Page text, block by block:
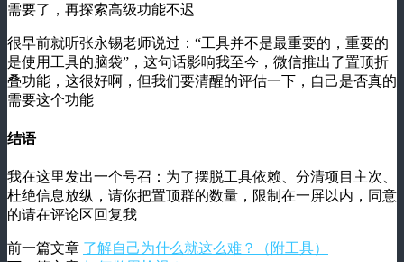
需要了，再探索高级功能不迟
很早前就听张永锡老师说过：“工具并不是最重要的，重要的
是使用工具的脑袋”，这句话影响我至今，微信推出了置顶折
叠功能，这很好啊，但我们要清醒的评估一下，自己是否真的
需要这个功能
结语
我在这里发出一个号召：为了摆脱工具依赖、分清项目主次、
杜绝信息放纵，请你把置顶群的数量，限制在一屏以内，同意
的请在评论区回复我
前一篇文章 了解自己为什么就这么难？（附工具）